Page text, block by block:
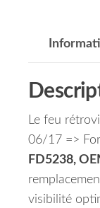
Le feu
06/17 =>
FD5238,
visibilité